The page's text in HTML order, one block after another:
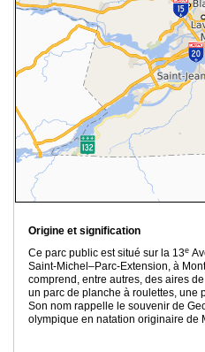
Origine et signification
Ce parc public est situé sur la 13e
Saint-Michel–Parc-Extension, à
comprend, entre autres, des aires
un parc de planche à roulettes, une
Son nom rappelle le souvenir de
olympique en natation originaire de